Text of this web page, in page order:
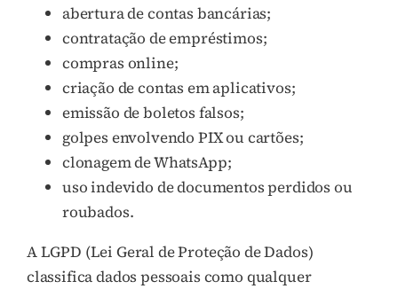
abertura de contas bancárias;
contratação de empréstimos;
compras online;
criação de contas em aplicativos;
emissão de boletos falsos;
golpes envolvendo PIX ou cartões;
clonagem de WhatsApp;
uso indevido de documentos perdidos ou
roubados.
A LGPD (Lei Geral de Proteção de Dados)
classifica dados pessoais como qualquer